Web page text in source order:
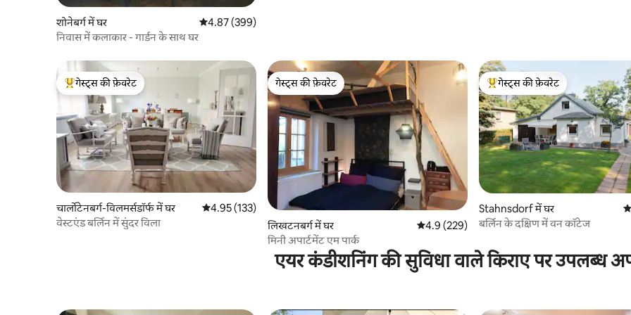
शोनेबर्ग में घर औसत रेटिंग 5 में से 4.87, 399 समीक्षाएँ
4.87 (399)
निवास में कलाकार - गार्डन के साथ घर
गेस्ट्स का टॉप फ़ेवरेट
गेस्ट्स की फ़ेवरेट
चार्लोटेनबर्ग-विलमर्सडॉर्फ में घर औसत रेटिंग 5 में से 4.95, 133 समीक्षाएँ
4.95 (133)
वेस्टएंड बर्लिन में सुंदर विला
गेस्ट्स की फ़ेवरेट
गेस्ट्स की फ़ेवरेट
लिखटनबर्ग में घर औसत रेटिंग 5 में से 4.9, 229 समीक्षाएँ
4.9 (229)
मिनी अपार्टमेंट एम पार्क
गेस्ट्स का टॉप फ़ेवरेट
गेस्ट्स की फ़ेवरेट
Stahnsdorf में घर
बर्लिन के दक्षिण में वन कॉटेज
एयर कंडीशनिंग की सुविधा वाले किराए पर उपलब्ध